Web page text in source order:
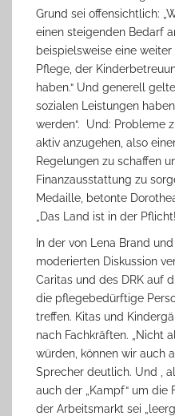
Grund sei offensichtlich:
einen steigenden Bedarf
beispielsweise eine
Pflege, der
haben.“ Und generell
sozialen Leistungen
werden“. Und: Probleme
aktiv anzugehen, also
Regelungen zu schaffen
Finanzausstattung zu
Medaille, betonte
„Das Land ist in der
In der von Lena Brand
moderierten Diskussion
Caritas und des DRK auf
die pflegebedürftige
treffen. Kitas und
nach Fachkräften. „Nicht
würden, können wir auch
Sprecher deutlich. Und ,
auch der „Kampf“ um die
der Arbeitsmarkt sei